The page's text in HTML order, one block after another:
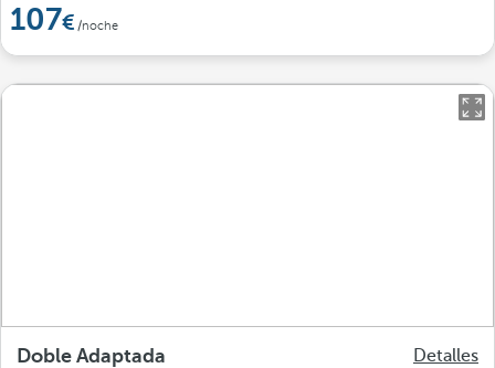
107 /noche
Doble Adaptada
Detalles